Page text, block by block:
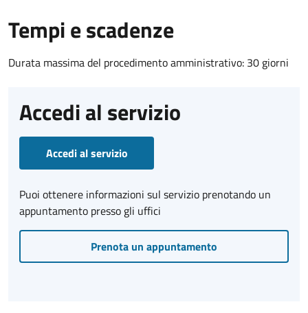
Tempi e scadenze
Durata massima del procedimento amministrativo: 30 giorni
Accedi al servizio
Accedi al servizio
Puoi ottenere informazioni sul servizio prenotando un
appuntamento presso gli uffici
Prenota un appuntamento